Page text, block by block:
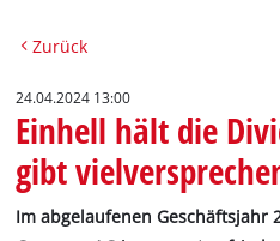
English
Zurück
24.04.2024 13:00
Einhell hält die
gibt
Im abgelaufenen Geschäftsjahr